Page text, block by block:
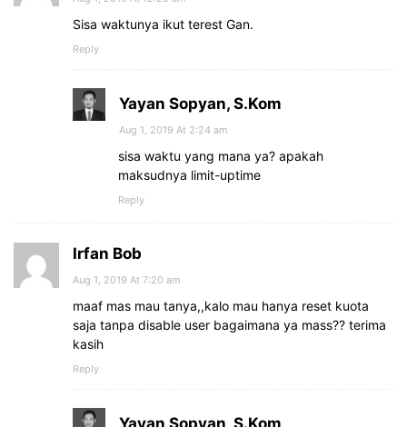
Sisa waktunya ikut terest Gan.
Reply
Yayan Sopyan, S.Kom
Aug 1, 2019 At 2:24 am
sisa waktu yang mana ya? apakah
maksudnya limit-uptime
Reply
Irfan Bob
Aug 1, 2019 At 7:20 am
maaf mas mau tanya,,kalo mau hanya reset kuota
saja tanpa disable user bagaimana ya mass?? terima
kasih
Reply
Yayan Sopyan, S.Kom